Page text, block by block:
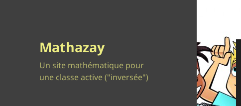
Mathazay
Un site mathématique pour
une classe active ("inversée")